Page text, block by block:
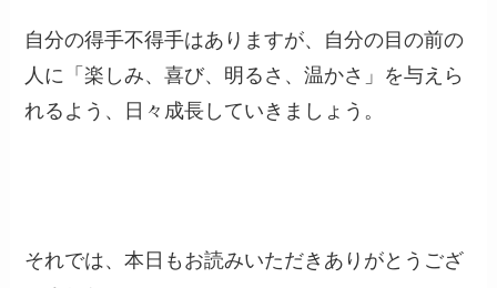
自分の得手不得手はありますが、自分の目の前の
人に「楽しみ、喜び、明るさ、温かさ」を与えら
れるよう、日々成長していきましょう。
それでは、本日もお読みいただきありがとうござ